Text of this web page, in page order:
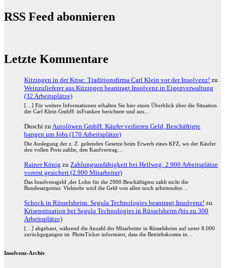
RSS Feed abonnieren
Letzte Kommentare
Kitzingen in der Krise: Traditionsfirma Carl Klein vor der Insolvenz! zu
Weinzulieferer aus Kitzingen beantragt Insolvenz in Eigenverwaltung
(32 Arbeitsplätze)
[…] Für weitere Informationen erhalten Sie hier einen Überblick über die Situation
der Carl Klein GmbH: inFranken berichtete und aus…
Duschi zuAutolöwen GmbH: Käufer verlieren Geld, Beschäftigte
bangen um Jobs (170 Arbeitsplätze)
Die Auslegung der z. Z. geltenden Gesetze beim Erwerb eines KFZ, wo der Käufer
den vollen Preis zahlte, den Kaufvertrag…
Rainer König zu Zahlungsunfähigkeit bei Hellweg: 2.900 Arbeitsplätze
vorerst gesichert (2.900 Mitarbeiter)
Das Insolvensgeld ,der Lohn für die 2900 Beschäftigten zahlt nicht die
Bundesargentur. Vielmehr wird die Geld von allen noch arbeitenden…
Schock in Rüsselsheim: Segula Technologies beantragt Insolvenz! zu
Krisensituation bei Segula Technologies in Rüsselsheim (bis zu 300
Arbeitsplätze)
[…] abgebaut, während die Anzahl der Mitarbeiter in Rüsselsheim auf unter 8.000
zurückgegangen ist. PleiteTicker informiert, dass die Betriebskosten in…
Insolvenz-Archiv